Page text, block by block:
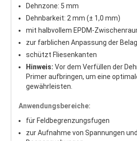
Dehnzone: 5 mm
Dehnbarkeit: 2 mm (± 1,0 mm)
mit halbvollem EPDM-
zur farblichen Anpassung der
schützt Fliesenkanten
Hinweis:Vor dem Verfüllen der
Primer aufbringen, um eine
gewährleisten.
Anwendungsbereiche:
für Feldbegrenzungsfugen
zur Aufnahme von Spannungen